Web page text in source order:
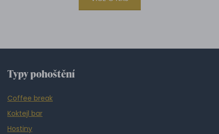
Typy pohoštění
Coffee break
Koktejl bar
Hostiny